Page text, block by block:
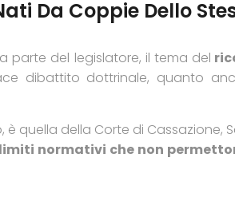
Da Coppie Dello
parte del legislatore, il tema del
dibattito dottrinale, quanto
quella della Corte di Cassazione,
limiti normativi che non